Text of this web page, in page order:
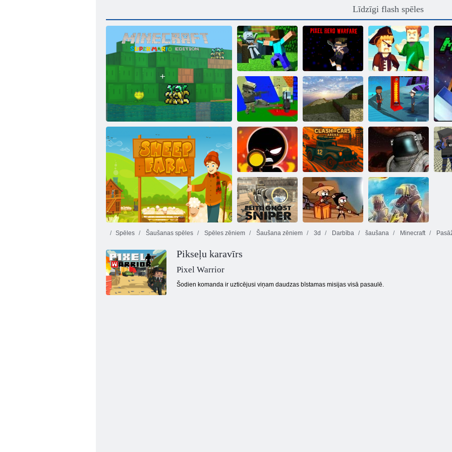
Līdzīgi flash spēles
Minecraft Super Mario izdevums
Bloķēt pasauli
Pikseļu varonis
kara
Kapteinis
Minecraft
Šaušana Zombie
Blocky Gun
Warfare
Pasaules
amatniecības
HD
Bayou sala
Snaiperis nošāva
3d
Automašīnu
arēna sadursme
Kaujas zona
Spēles Šaušanas spēles Spēles zēniem Šaušana zēniem 3d Darbība šaušana Minecraft
Pikseļu karavīrs
Pixel Warrior
Šodien komanda ir uzticējusi viņam daudzas bīstamas misijas visā pasaulē.